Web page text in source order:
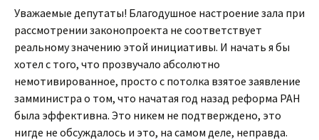
Уважаемые депутаты! Благодушное настроение зала при
рассмотрении законопроекта не соответствует
реальному значению этой инициативы. И начать я бы
хотел с того, что прозвучало абсолютно
немотивированное, просто с потолка взятое заявление
замминистра о том, что начатая год назад реформа РАН
была эффективна. Это никем не подтверждено, это
нигде не обсуждалось и это, на самом деле, неправда.